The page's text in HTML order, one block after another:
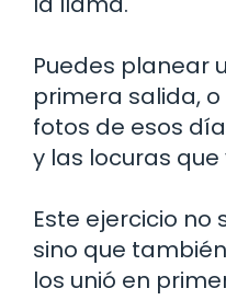
Puedes planear
primera salida,
fotos de esos
y las locuras que
Este ejercicio no
sino que
los unió en